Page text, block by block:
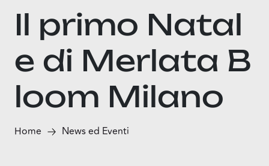
Il primo Natal
e di Merlata B
loom Milano
Home News ed Eventi